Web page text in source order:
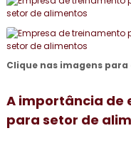
Clique nas imagens
A importância de
para setor de